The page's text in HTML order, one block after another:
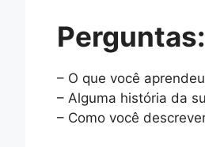
Perguntas:
– O que você
– Alguma história da
– Como você